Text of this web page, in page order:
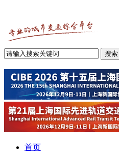
首页